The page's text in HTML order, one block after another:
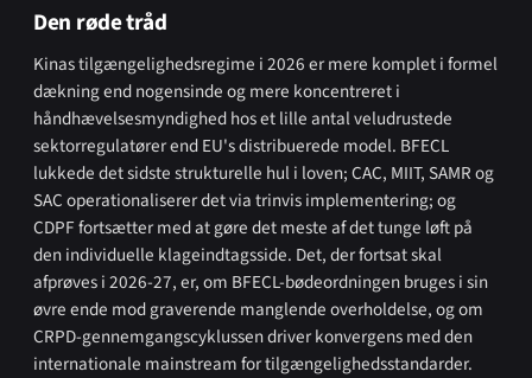
Den røde tråd
Kinas tilgængeligheds­regime i 2026 er mere komplet i formel
dækning end nogensinde og mere koncentreret i
håndhævelses­myndighed hos et lille antal veludrustede
sektorregulatører end EU's distribuerede model. BFECL
lukkede det sidste strukturelle hul i loven; CAC, MIIT, SAMR og
SAC operationaliserer det via trinvis implementering; og
CDPF fortsætter med at gøre det meste af det tunge løft på
den individuelle klageindtagsside. Det, der fortsat skal
afprøves i 2026-27, er, om BFECL-bødeordningen bruges i sin
øvre ende mod graverende manglende overholdelse, og om
CRPD-gennemgangs­cyklussen driver konvergens med den
internationale mainstream for tilgængeligheds­standarder.